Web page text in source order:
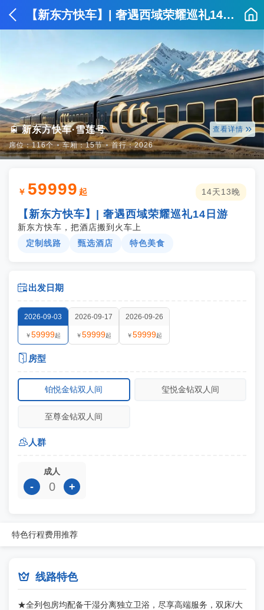
【新东方快车】| 奢遇西域荣耀巡礼14日游
 新东方快车·雪莲号 查看详情
席位：116个 ⦁ 车厢：15节 ⦁ 首行：2026
￥ 59999 起 14天13晚
【新东方快车】| 奢遇西域荣耀巡礼14日游
新东方快车，把酒店搬到火车上
定制线路
甄选酒店 特色美食
出发日期
2026-09-03
￥59999起
2026-09-17
￥59999起
2026-09-26
￥59999起
 房型
铂悦金钻双人间 玺悦金钻双人间
至尊金钻双人间
 人群
成人
- +
特色行程费用推荐
 线路特色
★全列包房均配备干湿分离独立卫浴，尽享高端服务，双床/大